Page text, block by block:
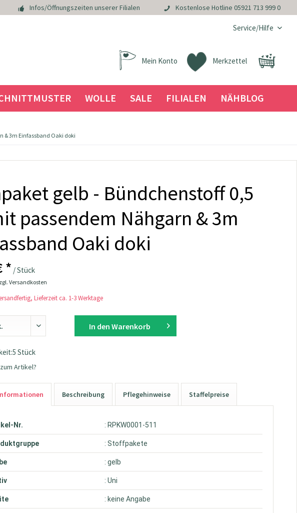
Infos/Öffnungszeiten unserer Filialen Kostenlose Hotline 05921 713 999 0
Service/Hilfe
Merkzettel
Mein Konto
WOLLE SALE FILIALEN NÄHBLOG
& 3m Einfassband Oaki doki
gelb - Bündchenstoff 0,5
passendem Nähgarn & 3m
Oaki doki
* / Stück
Versandkosten
Lieferzeit ca. 1-3 Werktage
In den Warenkorb
Stück
Artikel?
Beschreibung Pflegehinweise Staffelpreise
Nr. : RPKW0001-511
: Stoffpakete
: gelb
: Uni
: keine Angabe